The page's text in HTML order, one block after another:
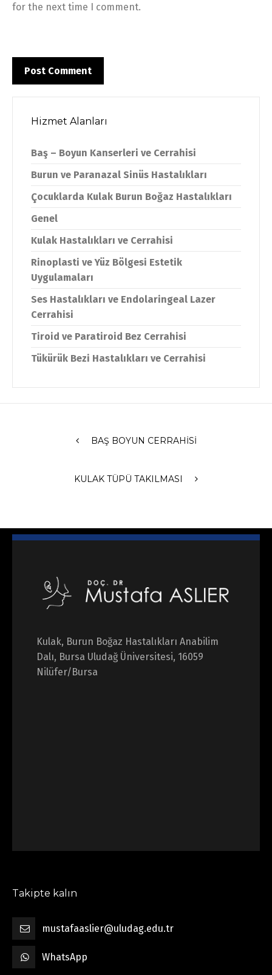
for the next time I comment.
Hizmet Alanları
Baş – Boyun Kanserleri ve Cerrahisi
Burun ve Paranazal Sinüs Hastalıkları
Çocuklarda Kulak Burun Boğaz Hastalıkları
Genel
Kulak Hastalıkları ve Cerrahisi
Rinoplasti ve Yüz Bölgesi Estetik
Uygulamaları
Ses Hastalıkları ve Endolaringeal Lazer
Cerrahisi
Tiroid ve Paratiroid Bez Cerrahisi
Tükürük Bezi Hastalıkları ve Cerrahisi
BAŞ BOYUN CERRAHISI
KULAK TÜPÜ TAKILMASI
Kulak, Burun Boğaz Hastalıkları Anabilim
Dalı, Bursa Uludağ Üniversitesi, 16059
Nilüfer/Bursa
Takipte kalın
mustafaaslier@uludag.edu.tr
WhatsApp